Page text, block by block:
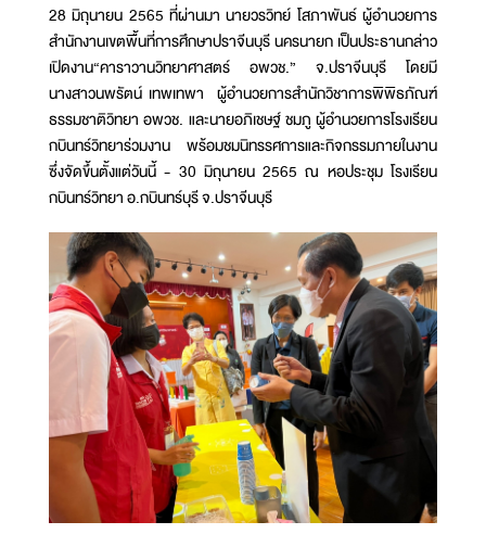
28 มิถุนายน 2565 ที่ผ่านมา นายวรวิทย์ โสภาพันธ์ ผู้อำนวยการ
สำนักงานเขตพื้นที่การศึกษาปราจีนบุรี นครนายก เป็นประธานกล่าว
เปิดงาน“คาราวานวิทยาศาสตร์ อพวช.” จ.ปราจีนบุรี โดยมี
นางสาวนพรัตน์ เทพเทพา ผู้อำนวยการสำนักวิชาการพิพิธภัณฑ์
ธรรมชาติวิทยา อพวช. และนายอภิเชษฐ์ ชมภู ผู้อำนวยการโรงเรียน
กบินทร์วิทยาร่วมงาน พร้อมชมนิทรรศการและกิจกรรมภายในงาน
ซึ่งจัดขึ้นตั้งแต่วันนี้ - 30 มิถุนายน 2565 ณ หอประชุม โรงเรียน
กบินทร์วิทยา อ.กบินทร์บุรี จ.ปราจีนบุรี